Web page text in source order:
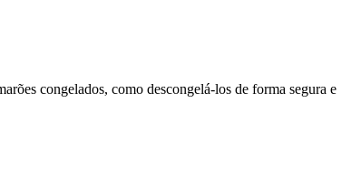
congelados, como descongelá-los de forma segura e